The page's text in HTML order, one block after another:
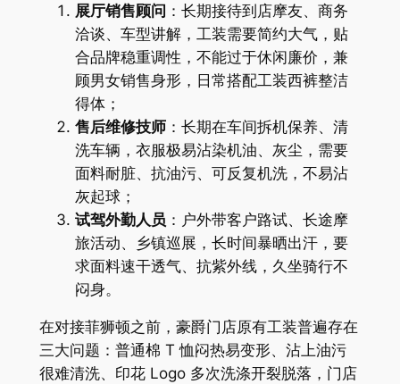
展厅销售顾问 ：长期接待到店摩友、商务
洽谈、车型讲解，工装需要简约大气，贴
合品牌稳重调性，不能过于休闲廉价，兼
顾男女销售身形，日常搭配工装西裤整洁
得体；
售后维修技师：长期在车间拆机保养、清
洗车辆，衣服极易沾染机油、灰尘，需要
面料耐脏、抗油污、可反复机洗，不易沾
灰起球；
试驾外勤人员 ：户外带客户路试、长途摩
旅活动、乡镇巡展，长时间暴晒出汗，要
求面料速干透气、抗紫外线，久坐骑行不
闷身。
在对接菲狮顿之前，豪爵门店原有工装普遍存在
三大问题：普通棉 T 恤闷热易变形、沾上油污
很难清洗、印花 Logo 多次洗涤开裂脱落，门店